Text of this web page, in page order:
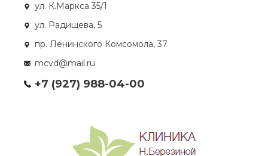
ул. К.Маркса 35/1
ул. Радищева, 5
пр. Ленинского Комсомола, 37
mcvd@mail.ru
+7 (927) 988-04-00